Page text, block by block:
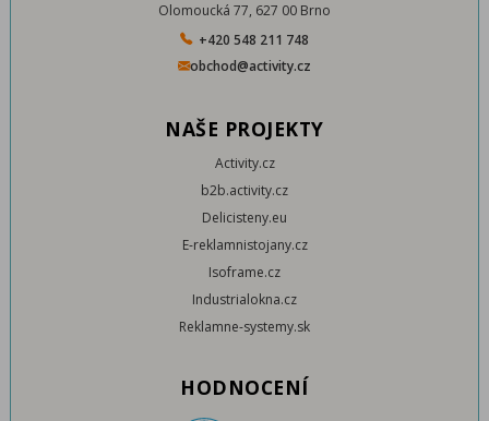
Olomoucká 77, 627 00 Brno
+420 548 211 748
obchod@activity.cz
NAŠE PROJEKTY
Activity.cz
b2b.activity.cz
Delicisteny.eu
E-reklamnistojany.cz
Isoframe.cz
Industrialokna.cz
Reklamne-systemy.sk
HODNOCENÍ